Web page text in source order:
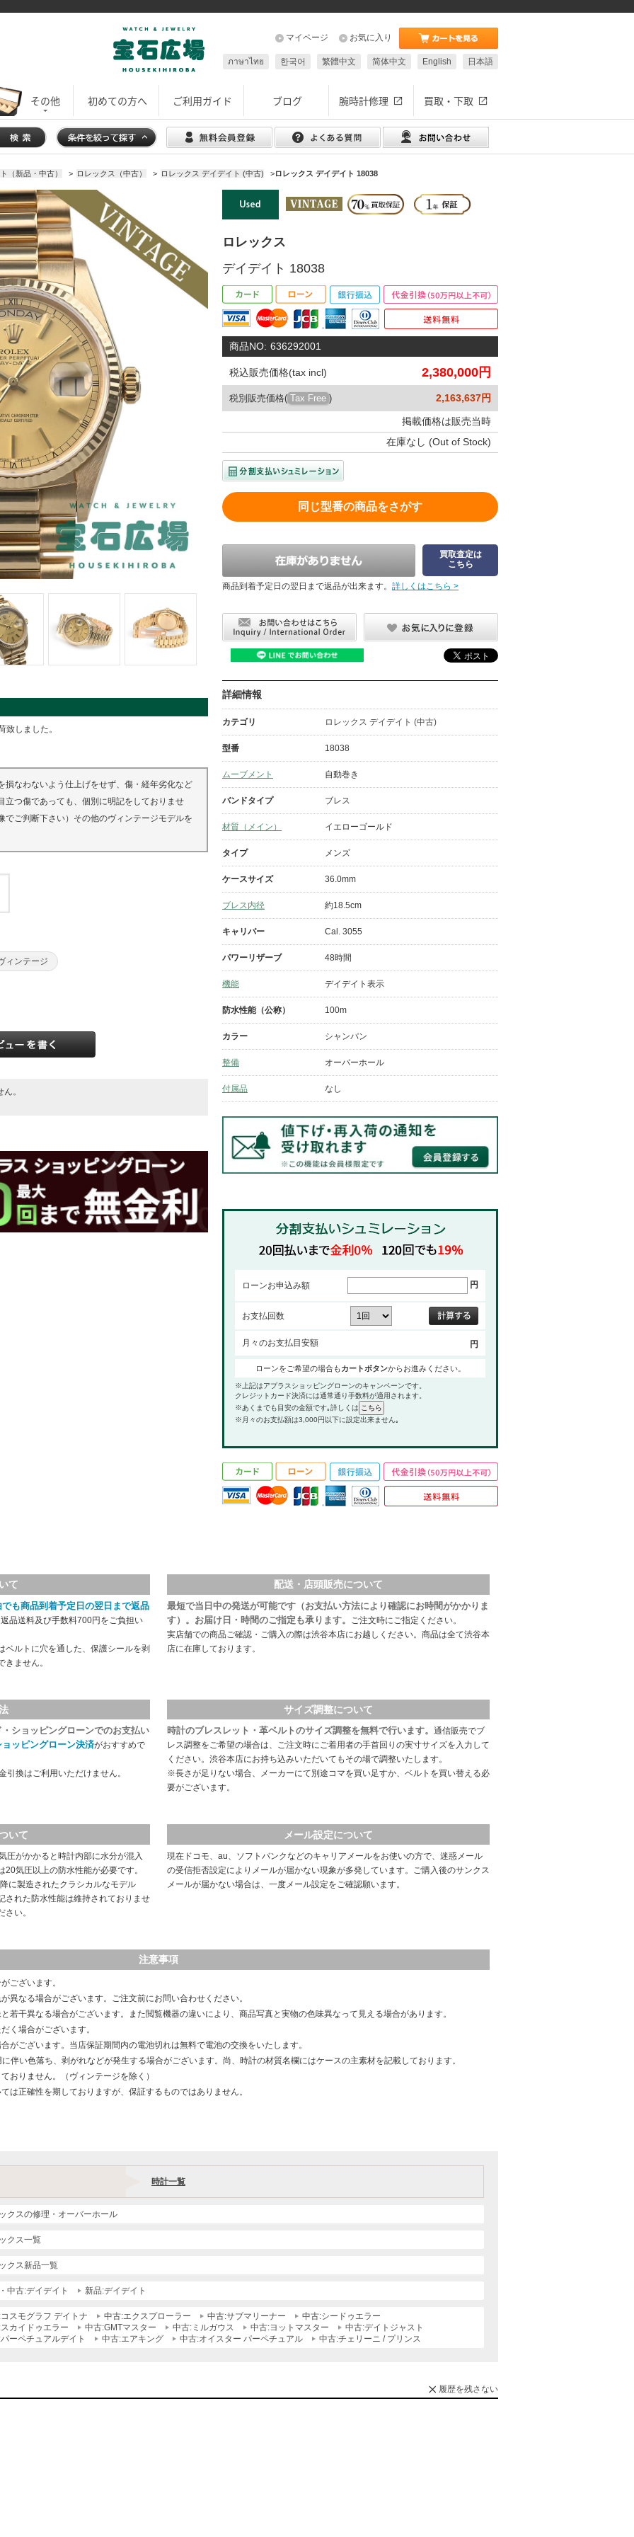
お気に入り
マイページ
日本語
English
简体中文
繁體中文
한국어
ภาษาไทย
その他 初めての方へ ご利用ガイド ブログ 腕時計修理 買取・下取
（新品・中古） > ロレックス（中古） > ロレックス デイデイト (中古) >ロレックス デイデイト 18038
しました。
なわないよう仕上げをせず、傷・経年劣化など
つ傷であっても、個別に明記をしておりませ
ご判断下さい）その他のヴィンテージモデルを
ィンテージ
。
ロレックス
デイデイト 18038
商品NO: 636292001
税込販売価格(tax incl) 2,380,000円
税別販売価格( Tax Free ) 2,163,637円
掲載価格は販売当時
在庫なし (Out of Stock)
同じ型番の商品をさがす
買取査定は
こちら
商品到着予定日の翌日まで返品が出来ます。 詳しくはこちら >
詳細情報
カテゴリ ロレックス デイデイト (中古)
型番 18038
ムーブメント 自動巻き
バンドタイプ ブレス
材質（メイン） イエローゴールド
タイプ メンズ
ケースサイズ 36.0mm
ブレス内径 約18.5cm
キャリバー Cal. 3055
パワーリザーブ 48時間
機能 デイデイト表示
防水性能（公称） 100m
カラー シャンパン
整備 オーバーホール
付属品 なし
ローンお申込み額 円
お支払回数
月々のお支払目安額 円
ローンをご希望の場合もカートボタンからお進みください。
※上記はアプラスショッピングローンのキャンペーンです。
クレジットカード決済には通常通り手数料が適用されます。
※あくまでも目安の金額です｡詳しくは
※月々のお支払額は3,000円以下に設定出来ません｡
て
も商品到着予定日の翌日まで返品
品送料及び手数料700円をご負担い
ルトに穴を通した、保護シールを剥
ません。
配送・店頭販売について
最短で当日中の発送が可能です（お支払い方法により確認にお時間がかかりま
す）。お届け日・時間のご指定も承ります。
ご注文時にご指定ください。
実店舗での商品ご確認・ご購入の際は渋谷本店にお越しください。商品は全て渋谷本
店に在庫しております。
ショッピングローンでのお支払い
ョッピングローン決済がおすすめで
換はご利用いただけません。
サイズ調整について
時計のブレスレット・革ベルトのサイズ調整を無料で行います。 通信販売でブ
レス調整をご希望の場合は、ご注文時にご着用者の手首回りの実寸サイズを入力して
ください。渋谷本店にお持ち込みいただいてもその場で調整いたします。
※長さが足りない場合、メーカーにて別途コマを買い足すか、ベルトを買い替える必
要がございます。
いて
圧がかかると時計内部に水分が混入
気圧以上の防水性能が必要です。
に製造されたクラシカルなモデル
された防水性能は維持されておりませ
い。
メール設定について
現在ドコモ、au、ソフトバンクなどのキャリアメールをお使いの方で、迷惑メール
の受信拒否設定によりメールが届かない現象が多発しています。ご購入後のサンクス
メールが届かない場合は、一度メール設定をご確認願います。
注意事項
ございます。
異なる場合がございます。ご注文前にお問い合わせください。
若干異なる場合がございます。また閲覧機器の違いにより、商品写真と実物の色味異なって見える場合があります。
く場合がございます。
がございます。当店保証期間内の電池切れは無料で電池の交換をいたします。
伴い色落ち、剥がれなどが発生する場合がございます。尚、時計の材質名欄にはケースの主素材を記載しております。
おりません。（ヴィンテージを除く）
は正確性を期しておりますが、保証するものではありません。
時計一覧
クスの修理・オーバーホール
クス一覧
クス新品一覧
中古:デイデイト 新品:デイデイト
スモグラフ デイトナ 中古:エクスプローラー 中古:サブマリーナー
中古:シードゥエラー
カイドゥエラー
中古:GMTマスター 中古:ミルガウス 中古:ヨットマスター
中古:デイトジャスト
ーペチュアルデイト
中古:エアキング 中古:オイスター パーペチュアル 中古:チェリーニ / プリンス
履歴を残さない